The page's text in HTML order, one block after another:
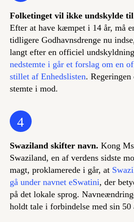
Folketinget vil ikke undskylde til
Efter at have kæmpet i 14 år, må
tidligere Godhavnsdrenge nu
langt efter en officiel
nedstemte i går et forslag om en
stillet af Enhedslisten.
stemte i mod.
4
Swaziland skifter navn. Kong
Swaziland, en af verdens sidste
magt, proklamerede i går, at
gå under navnet eSwatini, der
på det lokale sprog.
holdt tale i forbindelse med sin 50